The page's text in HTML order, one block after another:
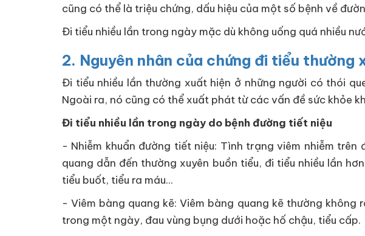
cũng có thể là triệu chứng, dấu hiệu của một số bệnh về
Đi tiểu nhiều lần trong ngày mặc dù không uống quá nhiều
2. Nguyên nhân của chứng đi tiểu thường
Đi tiểu nhiều lần thường xuất hiện ở những người có thói
Ngoài ra, nó cũng có thể xuất phát từ các vấn đề sức khỏe
Đi tiểu nhiều lần trong ngày do bệnh đường tiết niệu
- Nhiễm khuẩn đường tiết niệu: Tình trạng viêm nhiễm
quang dẫn đến thường xuyên buồn tiểu, đi tiểu nhiều lần
tiểu buốt, tiểu ra máu...
- Viêm bàng quang kẽ: Viêm bàng quang kẽ thường không
trong một ngày, đau vùng bụng dưới hoặc hố chậu, tiểu cấp.